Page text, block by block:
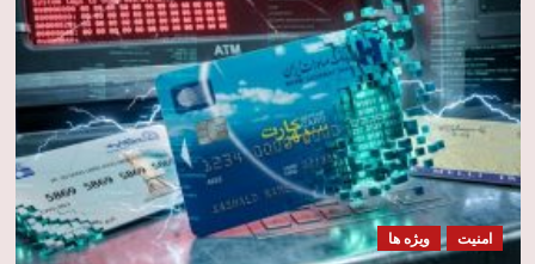
امنیت ویژه ها